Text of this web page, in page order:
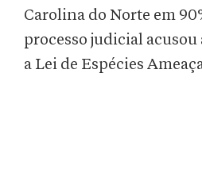
Carolina do Norte em
processo judicial acusou
a Lei de Espécies